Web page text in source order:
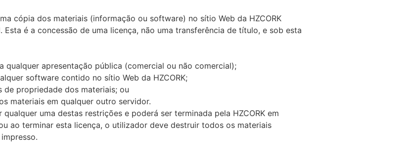
cópia dos materiais (informação ou software) no sítio Web da HZCORK
é a concessão de uma licença, não uma transferência de título, e sob esta
apresentação pública (comercial ou não comercial);
software contido no sítio Web da HZCORK;
propriedade dos materiais; ou
materiais em qualquer outro servidor.
uma destas restrições e poderá ser terminada pela HZCORK em
ao terminar esta licença, o utilizador deve destruir todos os materiais